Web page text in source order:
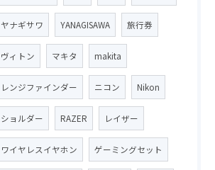
ヤナギサワ YANAGISAWA 旅行券
ヴィトン マキタ makita
レンジファインダー ニコン Nikon
ショルダー RAZER レイザー
ワイヤレスイヤホン ゲーミングセット